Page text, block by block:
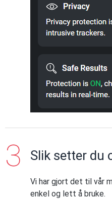
Slik setter du
Vi har gjort det til vår
enkel og lett å bruke.